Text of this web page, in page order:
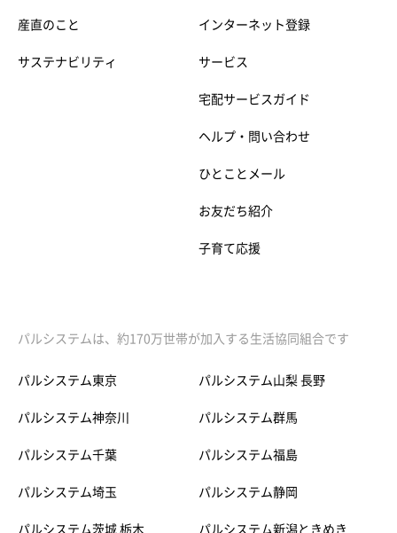
産直のこと
サステナビリティ
インターネット登録
サービス
宅配サービスガイド
ヘルプ・問い合わせ
ひとことメール
お友だち紹介
子育て応援
パルシステムは、約170万世帯が加入する生活協同組合です
パルシステム東京
パルシステム神奈川
パルシステム千葉
パルシステム埼玉
パルシステム茨城 栃木
パルシステム山梨 長野
パルシステム群馬
パルシステム福島
パルシステム静岡
パルシステム新潟ときめき